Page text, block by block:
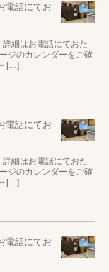
電話にてお
細はお電話にておた
ジのカレンダーをご確
[…]
電話にてお
細はお電話にておた
ジのカレンダーをご確
[…]
電話にてお